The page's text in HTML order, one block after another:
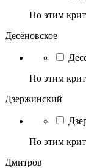
По этим
Десёновское
По этим
Дзержинский
По этим
Дмитров